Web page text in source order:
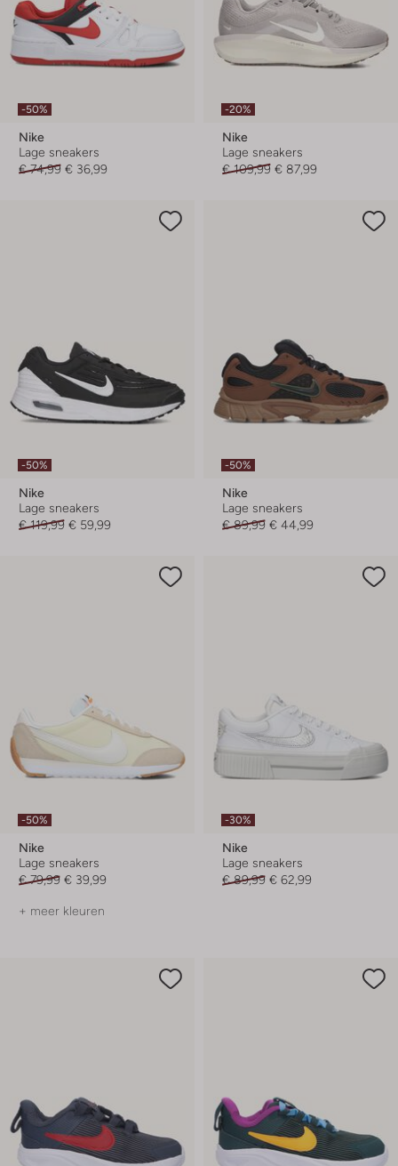
-50%
Nike
Lage sneakers
€ 74,99 € 36,99
-20%
Nike
Lage sneakers
€ 109,99 € 87,99
-50%
Nike
Lage sneakers
€ 119,99 € 59,99
-50%
Nike
Lage sneakers
€ 89,99 € 44,99
-50%
Nike
Lage sneakers
€ 79,99 € 39,99
+ meer kleuren
-30%
Nike
Lage sneakers
€ 89,99 € 62,99